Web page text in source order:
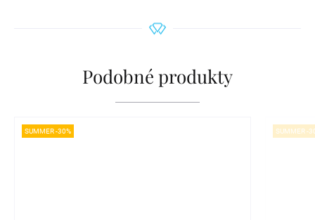
Podobné produkty
SUMMER -30% SUMMER -